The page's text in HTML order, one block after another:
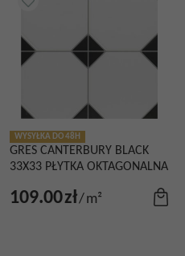
WYSYŁKA DO 48H
GRES CANTERBURY BLACK
33X33 PŁYTKA OKTAGONALNA
109.00zł/m²